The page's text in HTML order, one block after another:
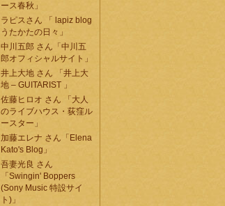
ース春秋」
ラピスさん 「 lapiz blog
うたかたの日々」
中川五郎 さん「中川五
郎オフィシャルサイト」
井上大地 さん 「井上大
地 – GUITARIST 」
佐藤ヒロオ さん 「大人
のライブハウス・荻窪ル
ースター」
加藤エレナ さん「Elena
Kato's Blog」
吾妻光良 さん
「Swingin' Boppers
(Sony Music 特設サイ
ト)」